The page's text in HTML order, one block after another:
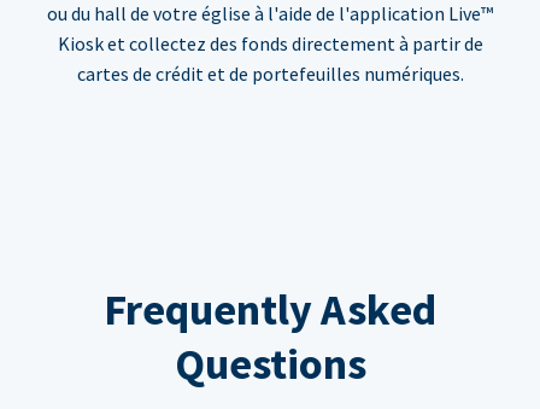
ou du hall de votre église à l'aide de l'application Live™
Kiosk et collectez des fonds directement à partir de
cartes de crédit et de portefeuilles numériques.
Frequently Asked
Questions